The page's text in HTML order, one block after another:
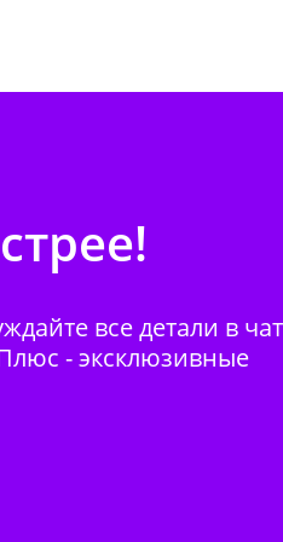
все детали в
- эксклюзивные